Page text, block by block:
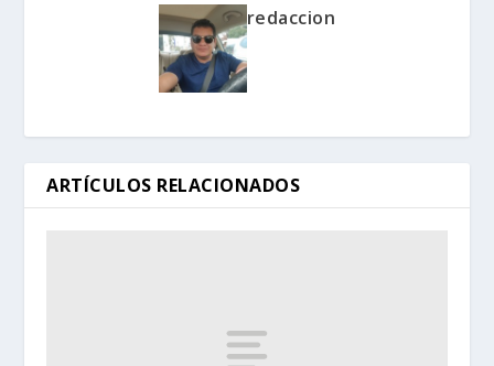
redaccion
ARTÍCULOS RELACIONADOS